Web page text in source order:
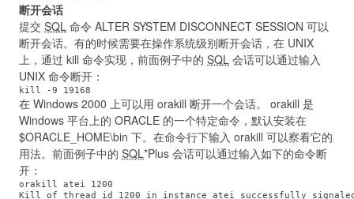
断开会话
提交 SQL 命令 ALTER SYSTEM DISCONNECT SESSION 可以
断开会话。有的时候需要在操作系统级别断开会话，在 UNIX
上，通过 kill 命令实现，前面例子中的 SQL 会话可以通过输入
UNIX 命令断开：
在 Windows 2000 上可以用 orakill 断开一个会话。 orakill 是
Windows 平台上的 ORACLE 的一个特定命令，默认安装在
$ORACLE_HOME\bin 下。在命令行下输入 orakill 可以察看它的
用法。前面例子中的 SQL*Plus 会话可以通过输入如下的命令断
开：
orakill atei 1200